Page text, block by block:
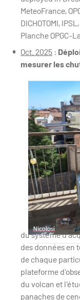
MeteoFrance,
DICHOTOMI,
Planche OPGC-
Oct. 2025 :
mesurer les
Disdromètres
du système
des données en
de chaque
plateforme
du volcan et
panaches de